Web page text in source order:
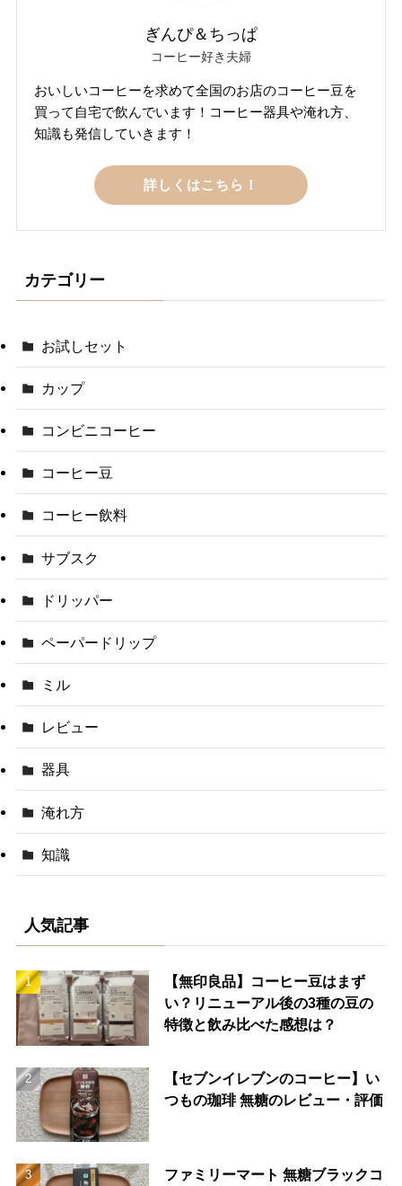
ぎんぴ＆ちっぱ
コーヒー好き夫婦
おいしいコーヒーを求めて全国のお店のコーヒー豆を
買って自宅で飲んでいます！コーヒー器具や淹れ方、
知識も発信していきます！
詳しくはこちら！
カテゴリー
お試しセット
カップ
コンビニコーヒー
コーヒー豆
コーヒー飲料
サブスク
ドリッパー
ペーパードリップ
ミル
レビュー
器具
淹れ方
知識
人気記事
【無印良品】コーヒー豆はまず
い？リニューアル後の3種の豆の
特徴と飲み比べた感想は？
【セブンイレブンのコーヒー】い
つもの珈琲 無糖のレビュー・評価
ファミリーマート 無糖ブラックコ